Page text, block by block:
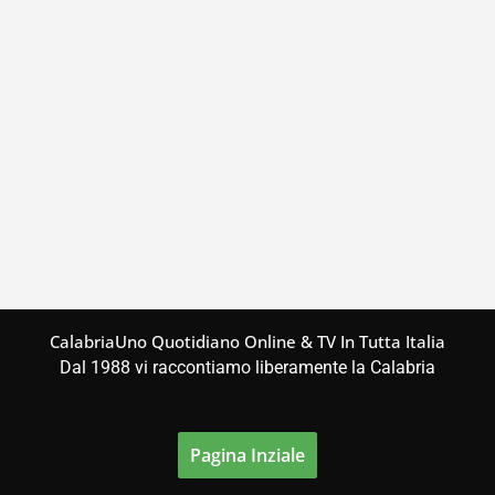
CalabriaUno Quotidiano Online & TV In Tutta Italia
Dal 1988 vi raccontiamo liberamente la Calabria
Pagina Inziale